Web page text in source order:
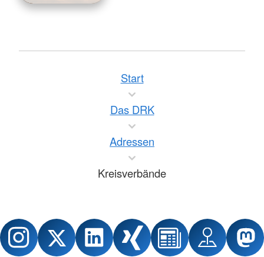
Start
Das DRK
Adressen
Kreisverbände